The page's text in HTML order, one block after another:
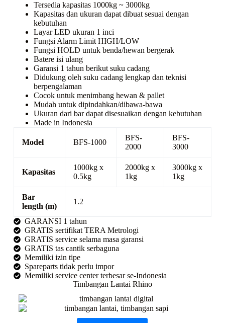
Tersedia kapasitas 1000kg ~ 3000kg
Kapasitas dan ukuran dapat dibuat sesuai dengan
kebutuhan
Layar LED ukuran 1 inci
Fungsi Alarm Limit HIGH/LOW
Fungsi HOLD untuk benda/hewan bergerak
Batere isi ulang
Garansi 1 tahun berikut suku cadang
Didukung oleh suku cadang lengkap dan teknisi
berpengalaman
Cocok untuk menimbang hewan & pallet
Mudah untuk dipindahkan/dibawa-bawa
Ukuran dari bar dapat disesuaikan dengan kebutuhan
Made in Indonesia
Model BFS-1000
BFS-
2000
BFS-
3000
Kapasitas
1000kg x
0.5kg
2000kg x
1kg
3000kg x
1kg
Bar
length (m)
1.2
GARANSI 1 tahun
GRATIS sertifikat TERA Metrologi
GRATIS service selama masa garansi
GRATIS tas cantik serbaguna
Memiliki izin tipe
Spareparts tidak perlu impor
Memiliki service center terbesar se-Indonesia
Timbangan Lantai Rhino